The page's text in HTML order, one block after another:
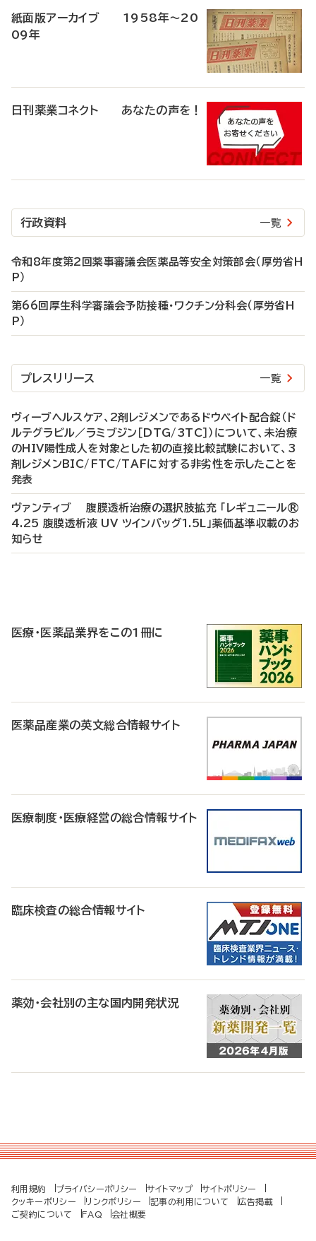
紙面版アーカイブ 1958年～20
09年
日刊薬業コネクト あなたの声を！
行政資料 一覧
令和8年度第2回薬事審議会医薬品等安全対策部会（厚労省H
P）
第66回厚生科学審議会予防接種・ワクチン分科会（厚労省H
P）
プレスリリース 一覧
ヴィーブヘルスケア、2剤レジメンであるドウベイト配合錠（ド
ルテグラビル／ラミブジン［DTG/3TC］）について、未治療
のHIV陽性成人を対象とした初の直接比較試験において、3
剤レジメンBIC/FTC/TAFに対する非劣性を示したことを
発表
ヴァンティブ 腹膜透析治療の選択肢拡充 「レギュニール®
4.25 腹膜透析液 UV ツインバッグ1.5L」薬価基準収載のお
知らせ
医療・医薬品業界をこの1冊に
医薬品産業の英文総合情報サイト
医療制度・医療経営の総合情報サイト
臨床検査の総合情報サイト
薬効・会社別の主な国内開発状況
利用規約 プライバシーポリシー サイトマップ
サイトポリシー
クッキーポリシー
リンクポリシー 記事の利用について
広告掲載
ご契約について
FAQ 会社概要